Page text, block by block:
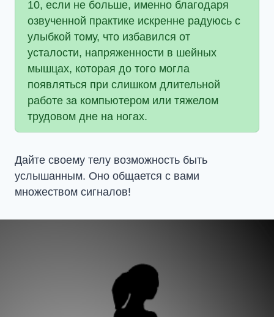
10, если не больше, именно благодаря
озвученной практике искренне радуюсь с
улыбкой тому, что избавился от
усталости, напряженности в шейных
мышцах, которая до того могла
появляться при слишком длительной
работе за компьютером или тяжелом
трудовом дне на ногах.
Дайте своему телу возможность быть
услышанным. Оно общается с вами
множеством сигналов!